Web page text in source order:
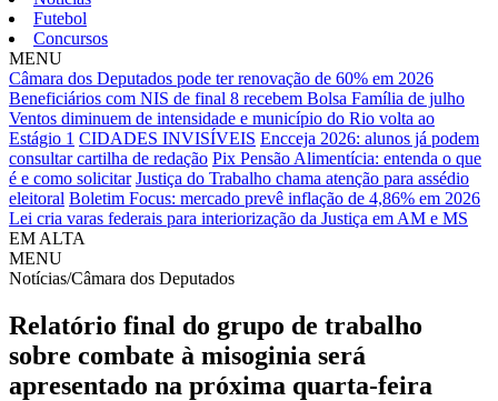
Futebol
Concursos
MENU
Câmara dos Deputados pode ter renovação de 60% em 2026
Beneficiários com NIS de final 8 recebem Bolsa Família de julho
Ventos diminuem de intensidade e município do Rio volta ao
Estágio 1 CIDADES INVISÍVEIS Encceja 2026: alunos já podem
consultar cartilha de redação Pix Pensão Alimentícia: entenda o que
é e como solicitar Justiça do Trabalho chama atenção para assédio
eleitoral Boletim Focus: mercado prevê inflação de 4,86% em 2026
Lei cria varas federais para interiorização da Justiça em AM e MS
EM ALTA
MENU
Notícias/Câmara dos Deputados
Relatório final do grupo de trabalho
sobre combate à misoginia será
apresentado na próxima quarta-feira